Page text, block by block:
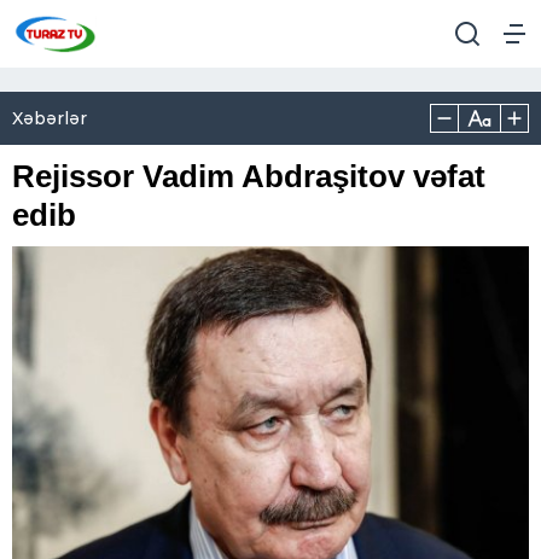
Xəbərlər
Rejissor Vadim Abdraşitov vəfat
edib